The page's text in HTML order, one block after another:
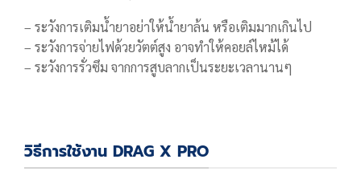
– ระวังการเติมน้ำยาอย่าให้น้ำยาล้น หรือเติมมากเกินไป
– ระวังการจ่ายไฟด้วยวัตต์สูง อาจทำให้คอยล์ไหม้ได้
– ระวังการรั่วซึม จากการสูบลากเป็นระยะเวลานานๆ
วิธีการใช้งาน DRAG X PRO